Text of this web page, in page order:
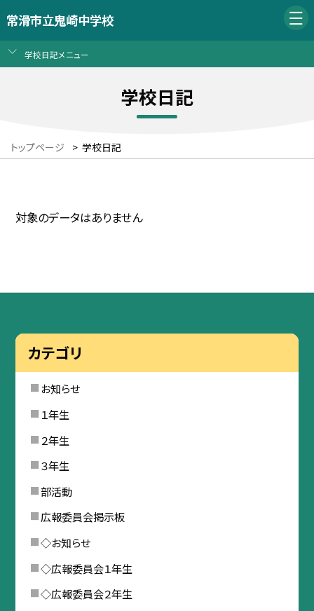
常滑市立鬼崎中学校
学校日記メニュー
学校日記
トップページ > 学校日記
対象のデータはありません
カテゴリ
お知らせ
１年生
２年生
３年生
部活動
広報委員会掲示板
◇お知らせ
◇広報委員会１年生
◇広報委員会２年生